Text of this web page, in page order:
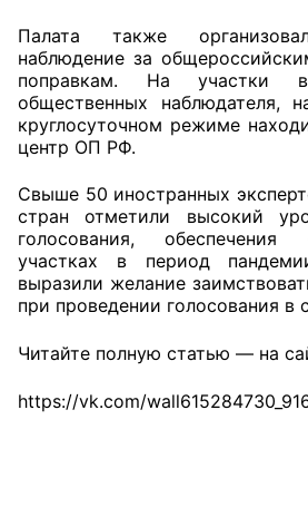
Регламент ОП КО
Кодекс этики ОП КО
Положения
Рекомендации
Порядок работы ЦОН
Палата также
наблюдение за
поправкам. На участки
общественных наблюдателя,
круглосуточном режиме
центр ОП РФ.
Свыше 50 иностранных
стран отметили высокий
голосования, обеспечения
участках в период
выразили желание
при проведении голосования в
Читайте полную статью — на
https://vk.com/